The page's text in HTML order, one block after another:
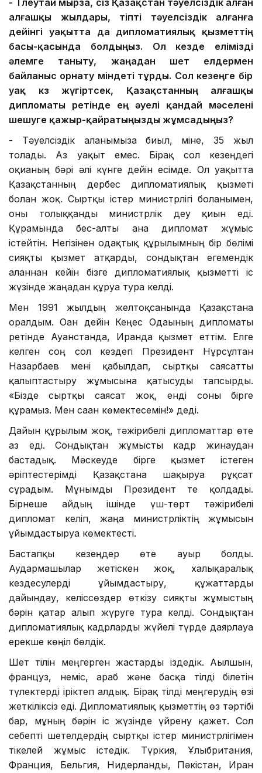
- Төлеутай мырза, сіз Қазақстан тәуелсіздік алған
алғашқы жылдары, тіпті тәуелсіздік алғанға
дейінгі уақытта да дипломатиялық қызметтің
басы-қасында болдыңыз. Ол кезде елімізді
әлемге таныту, жаңадан шет елдермен
байланыс орнату міндеті тұрды. Сол кезеңге бір
уақ көз жүгіртсек, Қазақстанның алғашқы
дипломаты ретінде ең әуелі қандай мәселені
шешуге қажыр-қайратыңызды жұмсадыңыз?
- Тәуелсіздік алғанымызға биыл, міне, 35 жыл
толады. Аз уақыт емес. Бірақ сол кезеңдегі
оқиғаның бәрі әлі күнге дейін есімде. Ол уақытта
Қазақстанның дербес дипломатиялық қызметі
болған жоқ. Сыртқы істер министрлігі болғанымен,
оны толыққанды министрлік деу қиын еді.
Құрамында бес-алты ғана дипломат жұмыс
істейтін. Негізінен одақтық құрылымның бір бөлімі
сияқты қызмет атқарды, сондықтан егемендік
алғаннан кейін бізге дипломатиялық қызметті іс
жүзінде жаңадан құруға тура келді.
Мен 1991 жылдың желтоқсанында Қазақстанға
оралдым. Оған дейін Кеңес Одағының дипломаты
ретінде Ауғанстанда, Иранда қызмет еттім. Елге
келген соң сол кездегі Президент Нұрсұлтан
Назарбаев мені қабылдап, сыртқы саясатты
қалыптастыру жұмысына қатысуды тапсырды.
«Бізде сыртқы саясат жоқ, енді соны бірге
құрамыз. Мен саған көмектесемін!» деді.
Дайын құрылым жоқ, тәжірибелі дипломаттар өте
аз еді. Сондықтан жұмысты кадр жинаудан
бастадық. Мәскеуде бірге қызмет істеген
әріптестерімді Қазақстанға шақыруға рұқсат
сұрадым. Мұнымды Президент те қолдады.
Бірнеше айдың ішінде үш-төрт тәжірибелі
дипломат келіп, жаңа министрліктің жұмысын
ұйымдастыруға көмектесті.
Бастапқы кезеңдер өте ауыр болды.
Аудармашылар жетіскен жоқ, халықаралық
кездесулерді ұйымдастыру, құжаттарды
дайындау, келіссөздер өткізу сияқты жұмыстың
бәрін қатар алып жүруге тура келді. Сондықтан
дипломатиялық кадрларды жүйелі түрде даярлауға
ерекше көңіл бөлдік.
Шет тілін меңгерген жастарды іздедік. Ағылшын,
француз, неміс, араб және басқа тілді білетін
түлектерді іріктеп алдық. Бірақ тілді меңгерудің өзі
жеткіліксіз еді. Дипломатиялық қызметтің өз тәртібі
бар, мұның бәрін іс жүзінде үйрену қажет. Сол
себепті шетелдердің сыртқы істер министрлігімен
тікелей жұмыс істедік. Түркия, Ұлыбритания,
Франция, Бельгия, Нидерланды, Пәкістан, Иран